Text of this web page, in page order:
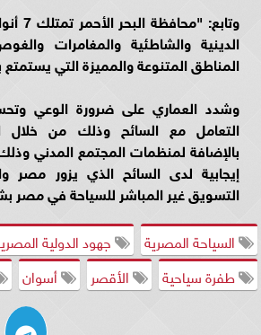
وتابع:
الدينية والشاطئية والمغامرات
المناطق المتنوعة والمميزة التي يستمتع
وشدد العماري على ضرورة الوعي
التعامل مع السائح وذلك من خلال
بالإضافة لمنظمات المجتمع المدني
إيجابية لدى السائح الذي يزور مصر
التسويق غير المباشر للسياحة في مصر
السياحة المصرية
جهود الدولية
طفرة سياحية
الأقصر أسوان